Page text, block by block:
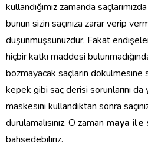
kullandığımız zamanda
bunun sizin saçınıza zarar verip
düşünmüşsünüzdür. Fakat
hiçbir katkı maddesi
bozmayacak saçların dökülmesine
kepek gibi saç derisi sorunlarını
maskesini kullandıktan sonra
durulamalısınız. O zaman maya ile
bahsedebiliriz.